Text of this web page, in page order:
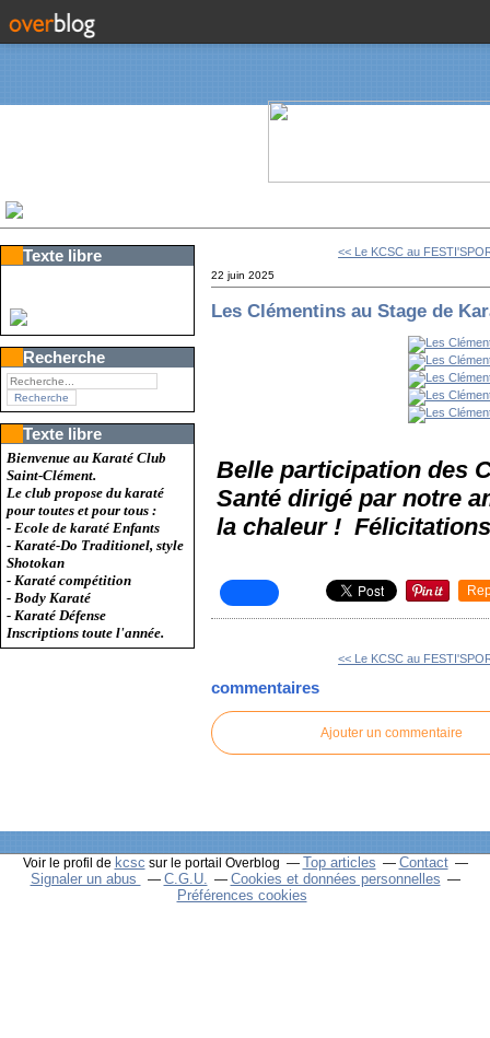
Texte libre
Recherche
Texte libre
Bienvenue au Karaté Club
Saint-Clément.
Le club propose du karaté
pour toutes et pour tous :
- Ecole de karaté Enfants
- Karaté-Do Traditionel, style
Shotokan
- Karaté compétition
- Body Karaté
- Karaté Défense
Inscriptions toute l'année.
<< Le KCSC au
22 juin 2025
Les Clémentins au Stage de
Belle participation des
Santé dirigé par notre
la chaleur !
<< Le KCSC au
commentaires
Ajouter un commentaire
Voir le profil de kcsc sur le portail Overblog Top articles
Contact
Signaler un abus
C.G.U.
Cookies et données personnelles
Préférences cookies